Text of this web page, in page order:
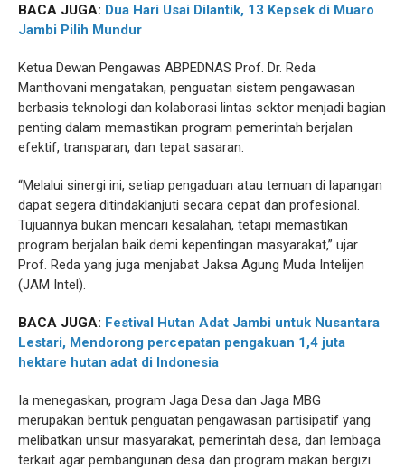
BACA JUGA: Dua Hari Usai Dilantik, 13 Kepsek di Muaro
Jambi Pilih Mundur
Ketua Dewan Pengawas ABPEDNAS Prof. Dr. Reda
Manthovani mengatakan, penguatan sistem pengawasan
berbasis teknologi dan kolaborasi lintas sektor menjadi bagian
penting dalam memastikan program pemerintah berjalan
efektif, transparan, dan tepat sasaran.
“Melalui sinergi ini, setiap pengaduan atau temuan di lapangan
dapat segera ditindaklanjuti secara cepat dan profesional.
Tujuannya bukan mencari kesalahan, tetapi memastikan
program berjalan baik demi kepentingan masyarakat,” ujar
Prof. Reda yang juga menjabat Jaksa Agung Muda Intelijen
(JAM Intel).
BACA JUGA: Festival Hutan Adat Jambi untuk Nusantara
Lestari, Mendorong percepatan pengakuan 1,4 juta
hektare hutan adat di Indonesia
Ia menegaskan, program Jaga Desa dan Jaga MBG
merupakan bentuk penguatan pengawasan partisipatif yang
melibatkan unsur masyarakat, pemerintah desa, dan lembaga
terkait agar pembangunan desa dan program makan bergizi